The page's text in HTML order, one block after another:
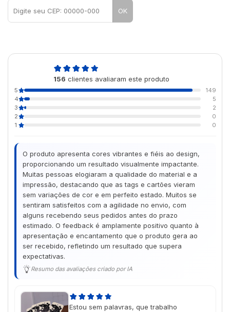
OK
156 clientes avaliaram este produto
5
149
4
5
3
2
2
0
1
0
O produto apresenta cores vibrantes e fiéis ao design,
proporcionando um resultado visualmente impactante.
Muitas pessoas elogiaram a qualidade do material e a
impressão, destacando que as tags e cartões vieram
sem variações de cor e em perfeito estado. Muitos se
sentiram satisfeitos com a agilidade no envio, com
alguns recebendo seus pedidos antes do prazo
estimado. O feedback é amplamente positivo quanto à
apresentação e encantamento que o produto gera ao
ser recebido, refletindo um resultado que supera
expectativas.
Resumo das avaliações criado por IA
Estou sem palavras, que trabalho